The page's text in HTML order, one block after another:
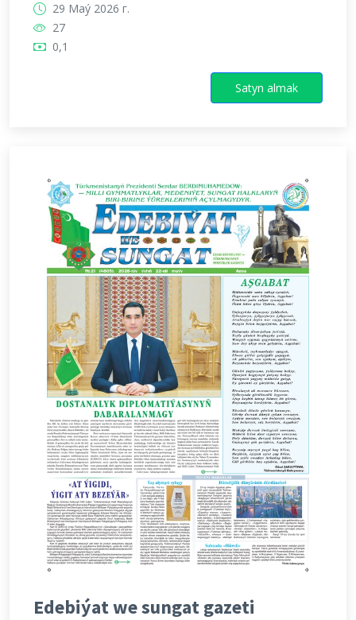
29 Maý 2026 г.
27
0,1
Satyn almak
Edebiýat we sungat gazeti